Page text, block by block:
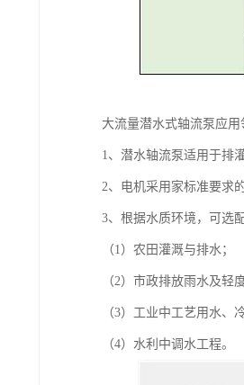
大流量潜水式轴流泵应用
1、潜水轴流泵适用于排
2、电机采用家标准要求
3、根据水质环境，可选
（1）农田灌溉与
（2）市政排放雨水及轻
（3）工业中工艺用水
（4）水利中调水工程。